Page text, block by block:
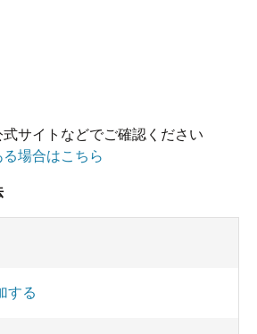
サイトなどでご確認ください
場合はこちら
する